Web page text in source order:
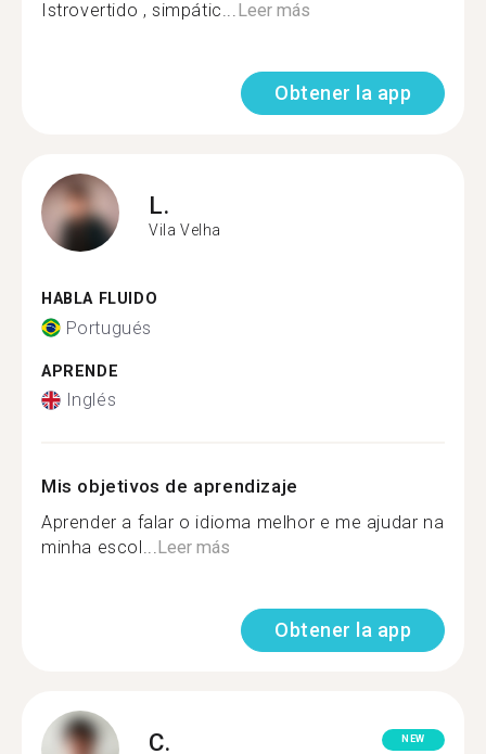
Istrovertido , simpátic...Leer más
Obtener la app
L.
Vila Velha
HABLA FLUIDO
Portugués
APRENDE
Inglés
Mis objetivos de aprendizaje
Aprender a falar o idioma melhor e me ajudar na
minha escol...Leer más
Obtener la app
C. NEW